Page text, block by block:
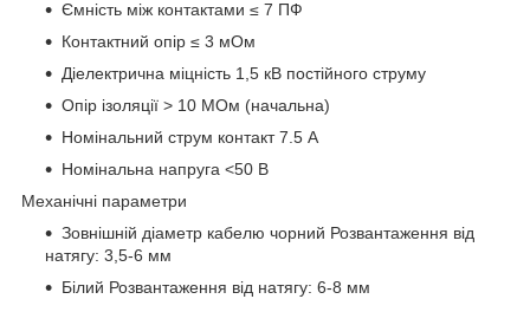
Ємність між контактами ≤ 7 ПФ
Контактний опір ≤ 3 мОм
Діелектрична міцність 1,5 кВ постійного струму
Опір ізоляції > 10 МОм (начальна)
Номінальний струм контакт 7.5 А
Номінальна напруга <50 В
Механічні параметри
Зовнішній діаметр кабелю чорний Розвантаження від
натягу: 3,5-6 мм
Білий Розвантаження від натягу: 6-8 мм